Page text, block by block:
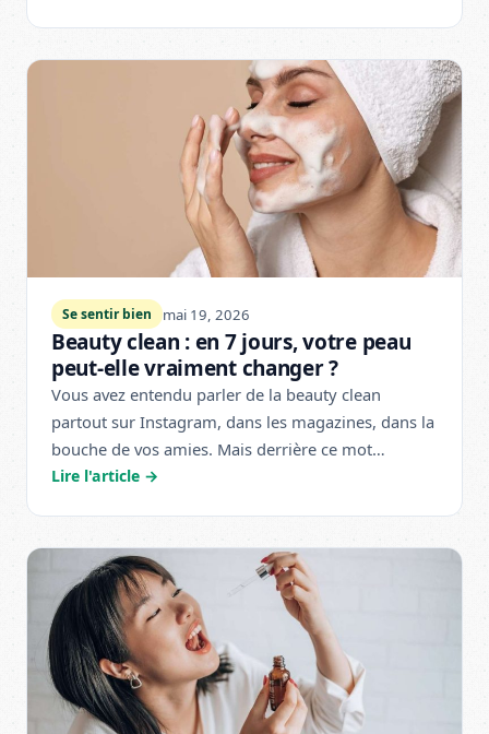
Se sentir bien mai 19, 2026
Beauty clean : en 7 jours, votre peau
peut-elle vraiment changer ?
Vous avez entendu parler de la beauty clean
partout sur Instagram, dans les magazines, dans la
bouche de vos amies. Mais derrière ce mot…
Lire l'article →